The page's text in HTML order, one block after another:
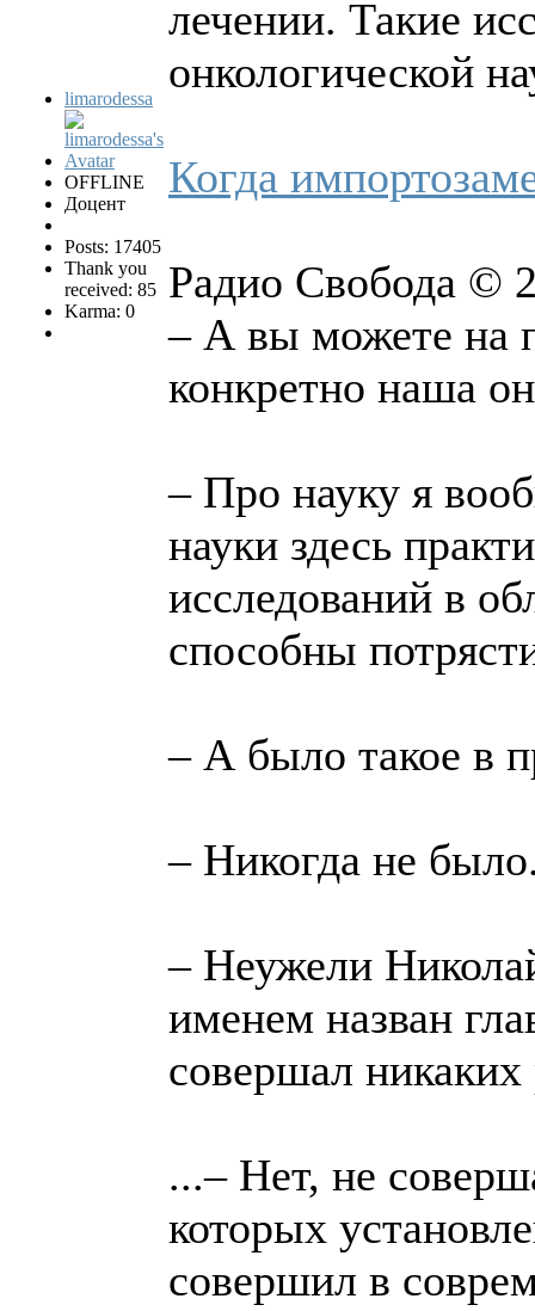
limarodessa
OFFLINE
Доцент
Posts: 17405
Thank you
received: 85
Karma: 0
лечении. Такие
онкологической
Когда
Радио Свобода ©
– А вы можете на
конкретно наша
– Про науку я
науки здесь
исследований в
способны
– А было такое в
– Никогда не
– Неужели
именем назван
совершал
...– Нет, не
которых
совершил в